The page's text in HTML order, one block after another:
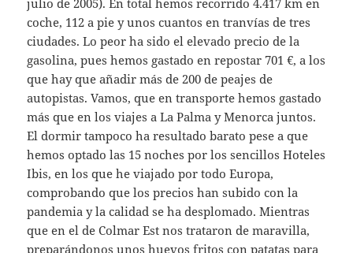
coche, 112 a pie y unos cuantos en tranvías de tres
ciudades. Lo peor ha sido el elevado precio de la
gasolina, pues hemos gastado en repostar 701 €, a los
que hay que añadir más de 200 de peajes de
autopistas. Vamos, que en transporte hemos gastado
más que en los viajes a La Palma y Menorca juntos.
El dormir tampoco ha resultado barato pese a que
hemos optado las 15 noches por los sencillos Hoteles
Ibis, en los que he viajado por todo Europa,
comprobando que los precios han subido con la
pandemia y la calidad se ha desplomado. Mientras
que en el de Colmar Est nos trataron de maravilla,
preparándonos unos huevos fritos con patatas para